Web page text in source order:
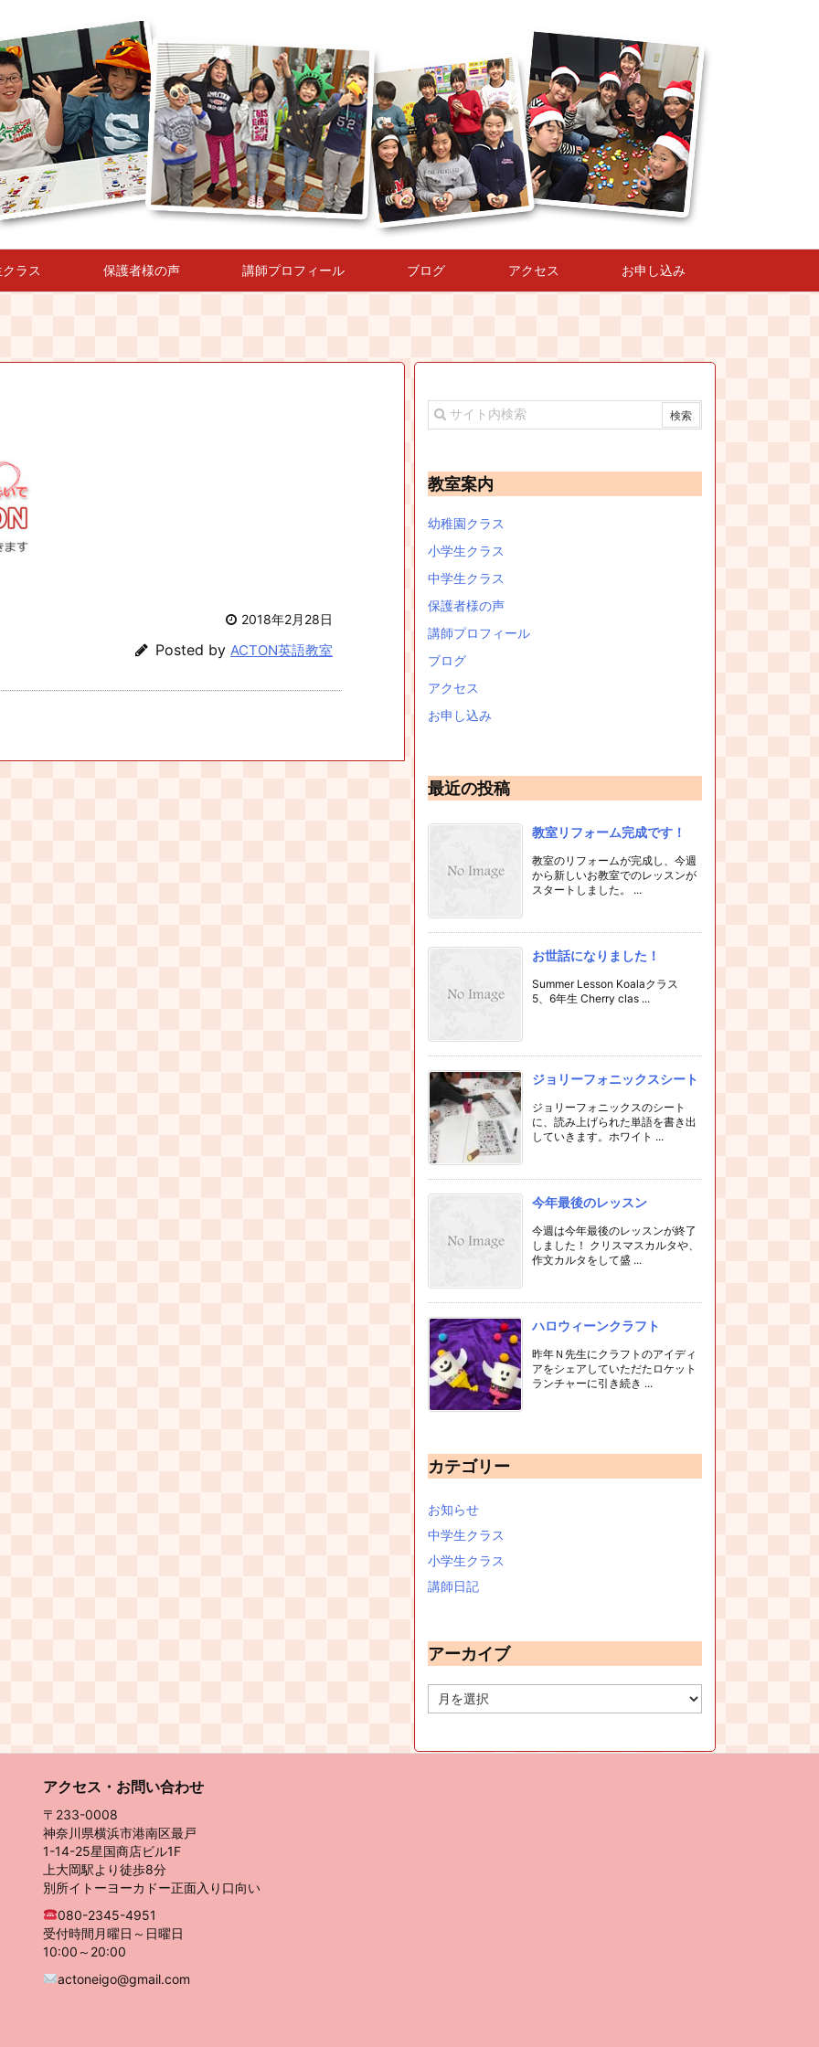
ラス 保護者様の声 講師プロフィール ブログ アクセス お申し込み
2018年2月28日
Posted by ACTON英語教室
教室案内
幼稚園クラス
小学生クラス
中学生クラス
保護者様の声
講師プロフィール
ブログ
アクセス
お申し込み
最近の投稿
教室リフォーム完成です！
教室のリフォームが完成し、今週
から新しいお教室でのレッスンが
スタートしました。 ...
お世話になりました！
Summer Lesson Koalaクラス
5、6年生 Cherry clas ...
ジョリーフォニックスシート
ジョリーフォニックスのシート
に、読み上げられた単語を書き出
していきます。ホワイト ...
今年最後のレッスン
今週は今年最後のレッスンが終了
しました！ クリスマスカルタや、
作文カルタをして盛 ...
ハロウィーンクラフト
昨年Ｎ先生にクラフトのアイディ
アをシェアしていただたロケット
ランチャーに引き続き ...
カテゴリー
お知らせ
中学生クラス
小学生クラス
講師日記
アーカイブ
ー
アクセス・お問い合わせ
〒233-0008
神奈川県横浜市港南区最戸
1-14-25星国商店ビル1F
上大岡駅より徒歩8分
別所イトーヨーカドー正面入り口向い
080-2345-4951
受付時間月曜日～日曜日
10:00～20:00
actoneigo@gmail.com